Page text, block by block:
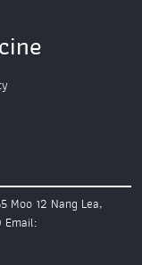
Moo 12 Nang Lea,
Email: